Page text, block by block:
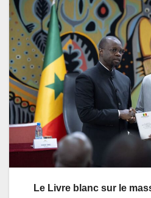
Le Livre blanc sur le